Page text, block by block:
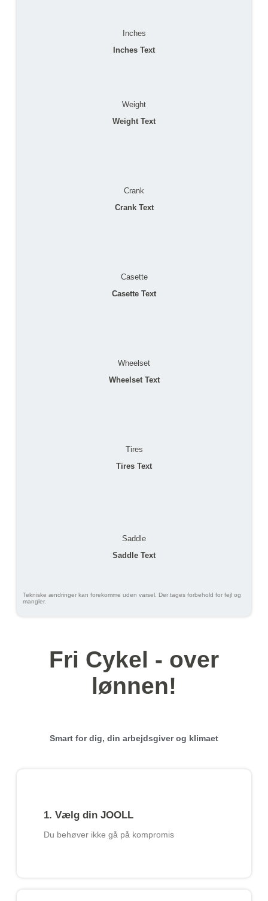
Inches
Inches Text
Weight
Weight Text
Crank
Crank Text
Casette
Casette Text
Wheelset
Wheelset Text
Tires
Tires Text
Saddle
Saddle Text
Tekniske ændringer kan forekomme uden varsel. Der tages forbehold for fejl og
mangler.
Fri Cykel - over
lønnen!
Smart for dig, din arbejdsgiver og klimaet
1. Vælg din JOOLL
Du behøver ikke gå på kompromis